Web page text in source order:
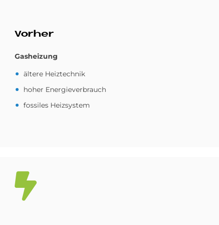
Vor­her
Gasheizung
ältere Heiztechnik
hoher Energieverbrauch
fossiles Heizsystem